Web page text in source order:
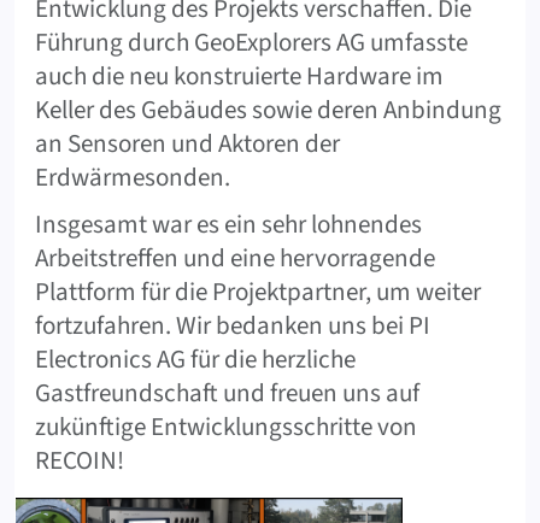
Entwicklung des Projekts verschaffen. Die
Führung durch GeoExplorers AG umfasste
auch die neu konstruierte Hardware im
Keller des Gebäudes sowie deren Anbindung
an Sensoren und Aktoren der
Erdwärmesonden.
Insgesamt war es ein sehr lohnendes
Arbeitstreffen und eine hervorragende
Plattform für die Projektpartner, um weiter
fortzufahren. Wir bedanken uns bei PI
Electronics AG für die herzliche
Gastfreundschaft und freuen uns auf
zukünftige Entwicklungsschritte von
RECOIN!